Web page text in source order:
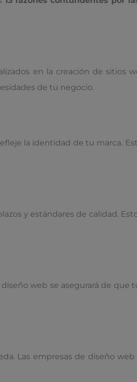
en la creación de sitios
de tu negocio.
la identidad de tu marca.
y estándares de calidad.
web se asegurará de que
Las empresas de diseño